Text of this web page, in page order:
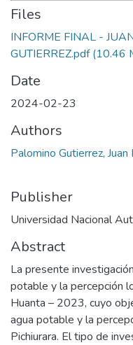
Files
INFORME FINAL -
GUTIERREZ.pdf(10.46
Date
2024-02-23
Authors
Palomino Gutierrez, Juan
Publisher
Universidad Nacional
Abstract
La presente
potable y la percepción
Huanta – 2023, cuyo
agua potable y la
Pichiurara. El tipo de